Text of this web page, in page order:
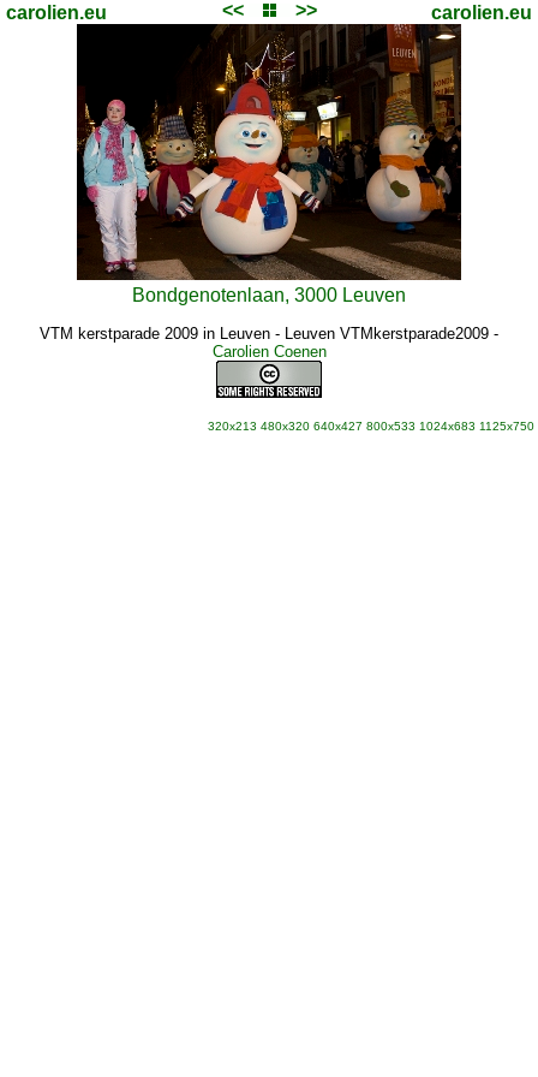
carolien.eu << >> carolien.eu
Bondgenotenlaan, 3000 Leuven
VTM kerstparade 2009 in Leuven - Leuven VTMkerstparade2009 -
Carolien Coenen
320x213 480x320 640x427 800x533 1024x683 1125x750